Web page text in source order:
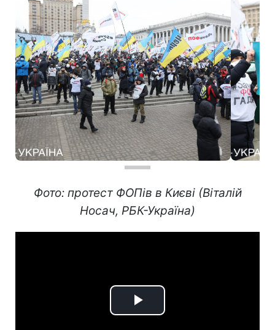
Фото: протест ФОПів в Києві (Віталій
Носач, РБК-Україна)
Play